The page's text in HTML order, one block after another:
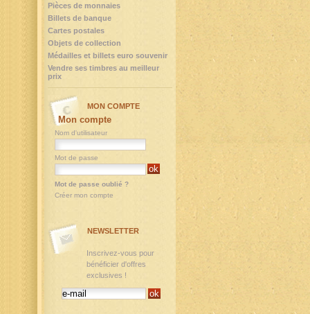
Pièces de monnaies
Billets de banque
Cartes postales
Objets de collection
Médailles et billets euro souvenir
Vendre ses timbres au meilleur
prix
MON COMPTE
Mon compte
Nom d'utilisateur
Mot de passe
Mot de passe oublié ?
Créer mon compte
NEWSLETTER
Inscrivez-vous pour
bénéficier d'offres
exclusives !